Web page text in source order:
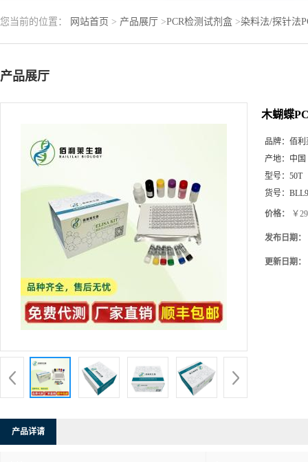
您当前的位置： 网站首页 > 产品展厅 >PCR检测试剂盒 >染料法/探针法
产品展厅
木蝴蝶
品牌： 佰利
产地： 中国
型号： 50T
货号：
价格： ￥
发布日期：
更新日期：
产品详请